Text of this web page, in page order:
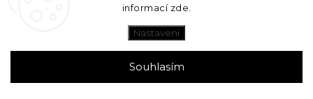
informací zde
Nastavení
Souhlasím